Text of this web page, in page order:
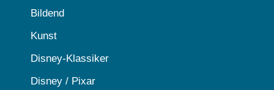
Bildend
Kunst
Disney-Klassiker
Disney / Pixar